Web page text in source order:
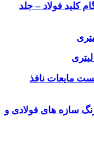
کلید فولاد – جلد
مایعات نافذ
سازه های فولادی و